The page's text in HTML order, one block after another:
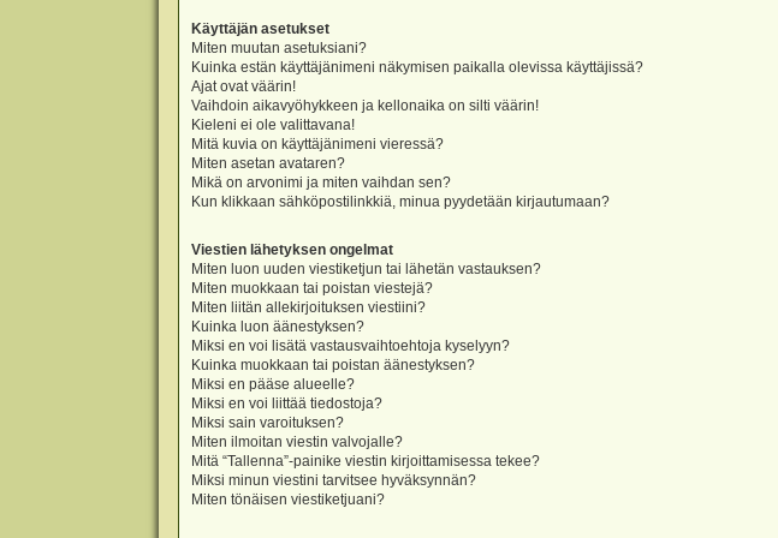
Käyttäjän asetukset
Miten muutan asetuksiani?
Kuinka estän käyttäjänimeni näkymisen paikalla olevissa käyttäjissä?
Ajat ovat väärin!
Vaihdoin aikavyöhykkeen ja kellonaika on silti väärin!
Kieleni ei ole valittavana!
Mitä kuvia on käyttäjänimeni vieressä?
Miten asetan avataren?
Mikä on arvonimi ja miten vaihdan sen?
Kun klikkaan sähköpostilinkkiä, minua pyydetään kirjautumaan?
Viestien lähetyksen ongelmat
Miten luon uuden viestiketjun tai lähetän vastauksen?
Miten muokkaan tai poistan viestejä?
Miten liitän allekirjoituksen viestiini?
Kuinka luon äänestyksen?
Miksi en voi lisätä vastausvaihtoehtoja kyselyyn?
Kuinka muokkaan tai poistan äänestyksen?
Miksi en pääse alueelle?
Miksi en voi liittää tiedostoja?
Miksi sain varoituksen?
Miten ilmoitan viestin valvojalle?
Mitä “Tallenna”-painike viestin kirjoittamisessa tekee?
Miksi minun viestini tarvitsee hyväksynnän?
Miten tönäisen viestiketjuani?